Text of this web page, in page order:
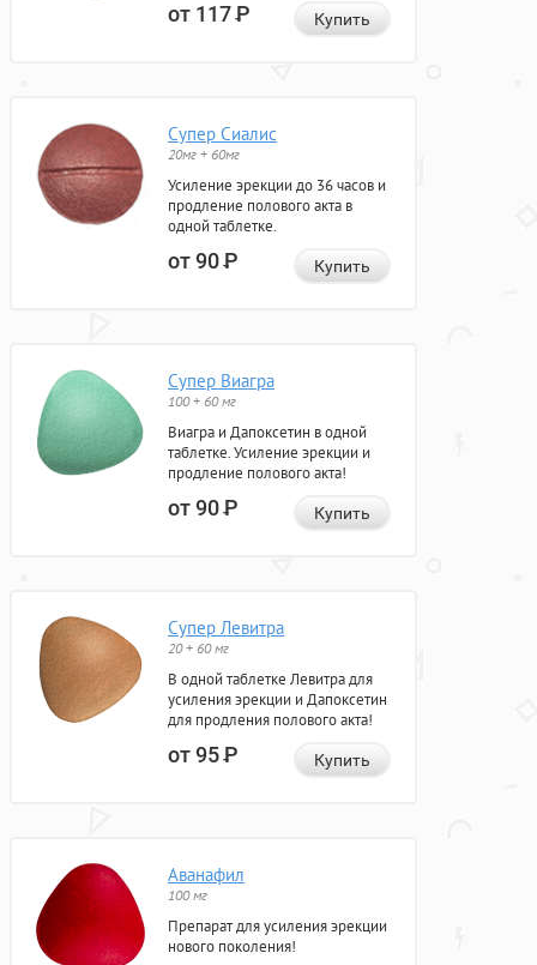
от 117Р Купить
Супер Сиалис
20мг + 60мг
Усиление эрекции до 36 часов и
продление полового акта в
одной таблетке.
от 90Р Купить
Супер Виагра
100 + 60 мг
Виагра и Дапоксетин в одной
таблетке. Усиление эрекции и
продление полового акта!
от 90Р Купить
Супер Левитра
20 + 60 мг
В одной таблетке Левитра для
усиления эрекции и Дапоксетин
для продления полового акта!
от 95Р Купить
Аванафил
100 мг
Препарат для усиления эрекции
нового поколения!